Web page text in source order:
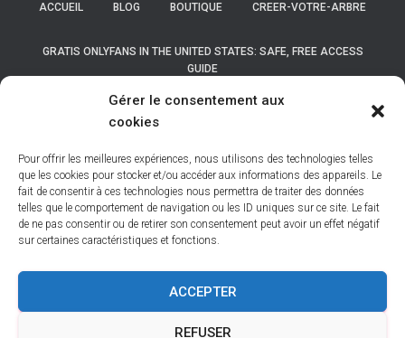
Gérer le consentement aux
cookies
Pour offrir les meilleures expériences, nous utilisons des technologies telles
que les cookies pour stocker et/ou accéder aux informations des appareils. Le
fait de consentir à ces technologies nous permettra de traiter des données
telles que le comportement de navigation ou les ID uniques sur ce site. Le fait
de ne pas consentir ou de retirer son consentement peut avoir un effet négatif
sur certaines caractéristiques et fonctions.
ACCEPTER
REFUSER
ACCUEIL BLOG BOUTIQUE CREER-VOTRE-ARBRE
GRATIS ONLYFANS IN THE UNITED STATES: SAFE, FREE ACCESS
GUIDE
LISTE DES COMMUNES DE BELGIQUE
LISTE DES COMMUNES DES HAUTS DE FRANCE MON COMPTE